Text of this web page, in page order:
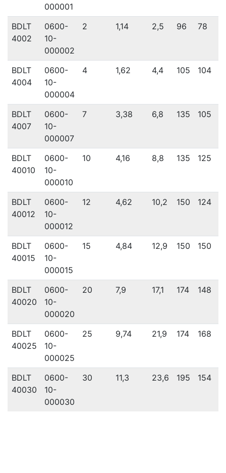
000001
BDLT
4002
0600-
10-
000002
2 1,14 2,5 96 78
BDLT
4004
0600-
10-
000004
4 1,62 4,4 105 104
BDLT
4007
0600-
10-
000007
7 3,38 6,8 135 105
BDLT
40010
0600-
10-
000010
10 4,16 8,8 135 125
BDLT
40012
0600-
10-
000012
12 4,62 10,2 150 124
BDLT
40015
0600-
10-
000015
15 4,84 12,9 150 150
BDLT
40020
0600-
10-
000020
20 7,9 17,1 174 148
BDLT
40025
0600-
10-
000025
25 9,74 21,9 174 168
BDLT
40030
0600-
10-
000030
30 11,3 23,6 195 154